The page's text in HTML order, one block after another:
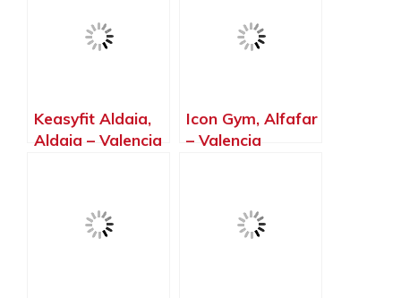
Keasyfit Aldaia,
Aldaia – Valencia
Icon Gym, Alfafar
– Valencia